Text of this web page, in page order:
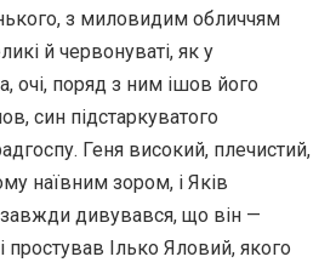
з миловидим обличчям
й червонуваті, як у
очі, поряд з ним ішов його
син підстаркуватого
Геня високий, плечистий,
наївним зором, і Яків
дивувався, що він —
простував Ілько Яловий, якого